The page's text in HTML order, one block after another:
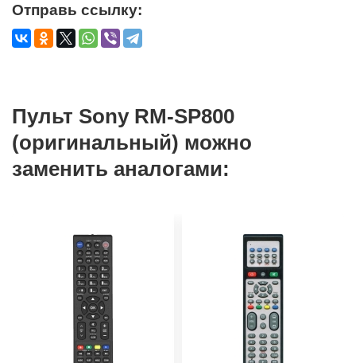
Отправь ссылку:
Пульт Sony RM-SP800
(оригинальный) можно
заменить аналогами: